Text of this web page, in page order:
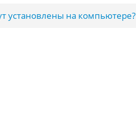
установлены на компьютере?